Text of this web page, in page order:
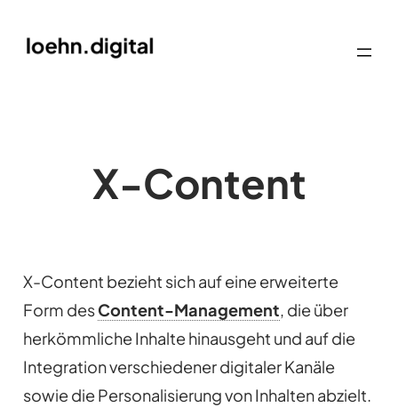
X-Content
X-Content bezieht sich auf eine erweiterte
Form desContent-Management, die über
herkömmliche Inhalte hinausgeht und auf die
Integration verschiedener digitaler Kanäle
sowie die Personalisierung von Inhalten abzielt.